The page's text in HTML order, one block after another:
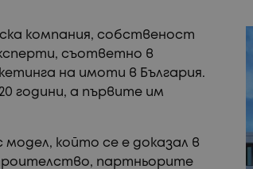
компания, собственост
съответно в
на имоти в България.
години, а първите им
който се е доказал в
партньорите